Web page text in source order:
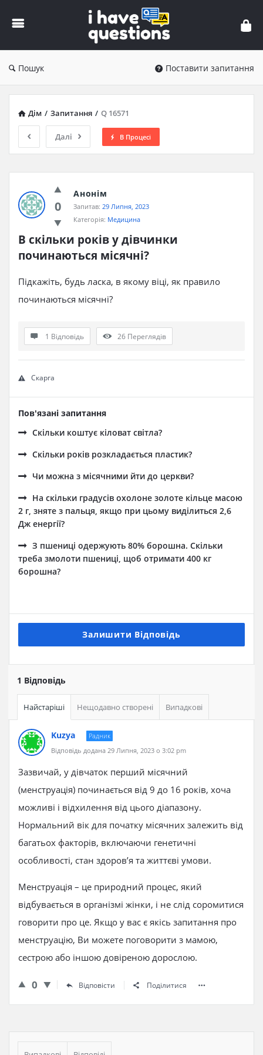
iHaveQuestions
Пошук Поставити запитання
Дім / Запитання / Q 16571
Далі В Процесі
0
Анонім
Запитав: 29 Липня, 2023
Категорія: Медицина
В скільки років у дівчинки
починаються місячні?
Підкажіть, будь ласка, в якому віці, як правило
починаються місячні?
1 Відповідь 26 Переглядів
Скарга
Пов'язані запитання
Скільки коштує кіловат світла?
Cкільки років розкладається пластик?
Чи можна з місячними йти до церкви?
На скільки градусів охолоне золоте кільце масою
2 г, зняте з пальця, якщо при цьому виділиться 2,6
Дж енергії?
З пшениці одержують 80% борошна. Скільки
треба змолоти пшениці, щоб отримати 400 кг
борошна?
Залишити Відповідь
1 Відповідь
Найстаріші Нещодавно створені Випадкові
Kuzya
Радник
Відповідь додана 29 Липня, 2023 о 3:02 pm
Зазвичай, у дівчаток перший місячний
(менструація) починається від 9 до 16 років, хоча
можливі і відхилення від цього діапазону.
Нормальний вік для початку місячних залежить від
багатьох факторів, включаючи генетичні
особливості, стан здоров’я та життєві умови.
Менструація – це природний процес, який
відбувається в організмі жінки, і не слід соромитися
говорити про це. Якщо у вас є якісь запитання про
менструацію, Ви можете поговорити з мамою,
сестрою або іншою довіреною дорослою.
0 Відповісти Поділитися
Бічна